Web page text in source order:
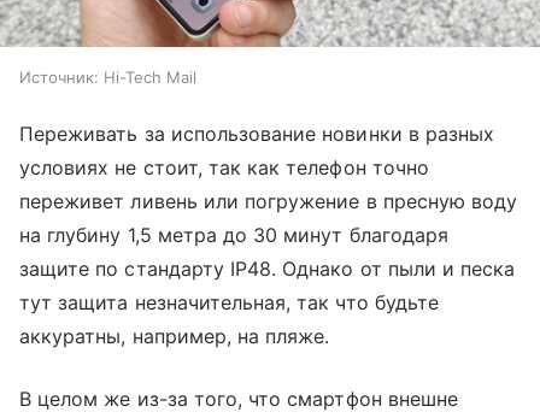
Источник: Hi-Tech Mail
Переживать за использование новинки в разных
условиях не стоит, так как телефон точно
переживет ливень или погружение в пресную воду
на глубину 1,5 метра до 30 минут благодаря
защите по стандарту IP48. Однако от пыли и песка
тут защита незначительная, так что будьте
аккуратны, например, на пляже.
В целом же из-за того, что смартфон внешне